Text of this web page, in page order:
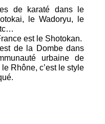
de karaté dans le
le Wadoryu, le
est le Shotokan.
de la Dombe dans
urbaine de
Rhône, c’est le style